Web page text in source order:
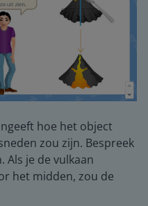
hoe het object
zou zijn. Bespreek
Als je de vulkaan
het midden, zou de